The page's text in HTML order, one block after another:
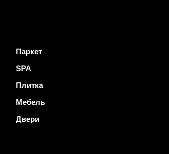
Паркет
SPA
Плитка
Мебель
Двери